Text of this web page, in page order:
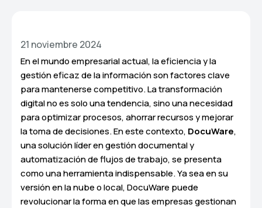
21 noviembre 2024
En el mundo empresarial actual, la eficiencia y la
gestión eficaz de la información son factores clave
para mantenerse competitivo. La transformación
digital no es solo una tendencia, sino una necesidad
para optimizar procesos, ahorrar recursos y mejorar
la toma de decisiones. En este contexto, DocuWare,
una solución líder en gestión documental y
automatización de flujos de trabajo, se presenta
como una herramienta indispensable. Ya sea en su
versión en la nube o local, DocuWare puede
revolucionar la forma en que las empresas gestionan